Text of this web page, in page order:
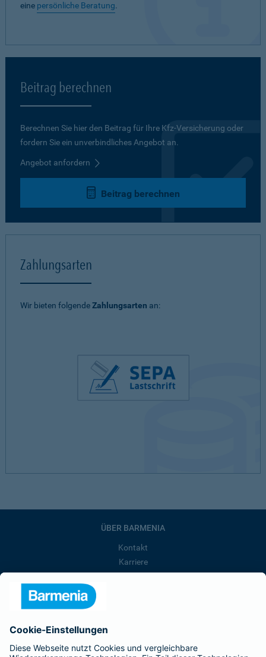
eine persönliche Beratung.
Beitrag berechnen
Berechnen Sie hier den Beitrag für Ihre Kfz-Versicherung oder
fordern Sie ein unverbindliches Angebot an.
Angebot anfordern
Beitrag berechnen
Zahlungsarten
Wir bieten folgendeZahlungsarten an:
ÜBER BARMENIA
Kontakt
Karriere
Barmenia ist Teil der BarmeniaGothaer